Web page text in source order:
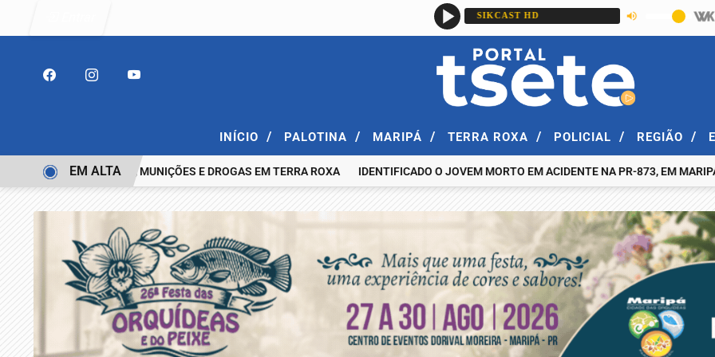
INÍCIO / PALOTINA / MARIPÁ / TERRA ROXA / POLICIAL / REGIÃO /
ESPINGARDA, MUNIÇÕES E DROGAS EM TERRA ROXA IDENTIFICADO O JOVEM MORTO EM ACIDENTE NA PR-873, EM MARIPÁ, NA
EM ALTA